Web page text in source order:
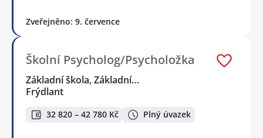
Zveřejněno: 9. července
Školní Psycholog/Psycholožka
Základní škola, Základní…
Frýdlant
32 820 – 42 780 Kč Plný úvazek